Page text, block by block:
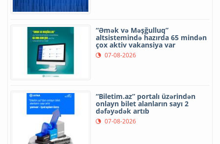
“Əmək və Məşğulluq”
altsistemində hazırda 65 mindən
çox aktiv vakansiya var
07-08-2026
“Biletim.az” portalı üzərindən
onlayn bilet alanların sayı 2
dəfəyədək artıb
07-08-2026